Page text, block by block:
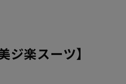
楽スーツ】